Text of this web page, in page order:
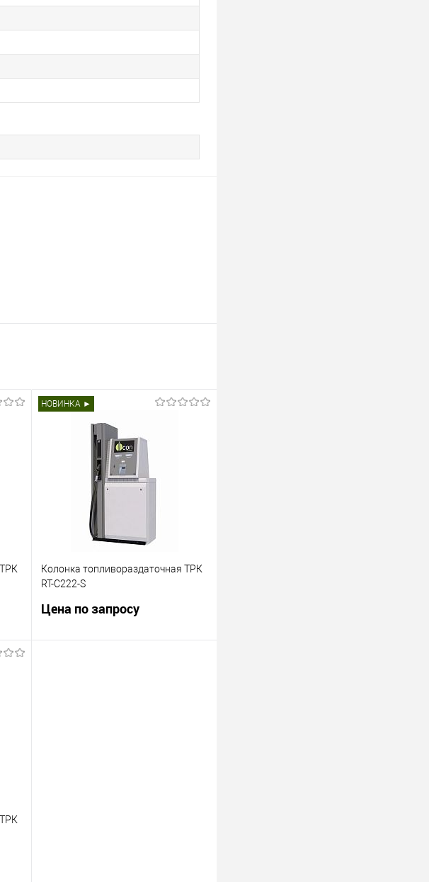
:
НОВИНКА ►
Колонка топливораздаточная ТРК
RT-C222-S
Цена по запросу